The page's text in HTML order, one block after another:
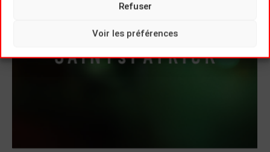
Refuser
Voir les préférences